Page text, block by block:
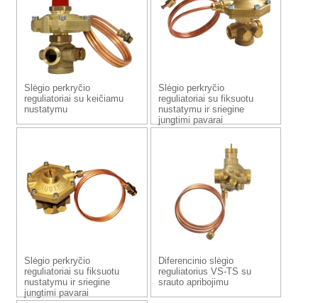
Slėgio perkryčio
reguliatoriai su keičiamu
nustatymu
Slėgio perkryčio
reguliatoriai su fiksuotu
nustatymu ir sriegine
jungtimi pavarai
Slėgio perkryčio
reguliatoriai su fiksuotu
nustatymu ir sriegine
jungtimi pavarai
Diferencinio slėgio
reguliatorius VS-TS su
srauto apribojimu